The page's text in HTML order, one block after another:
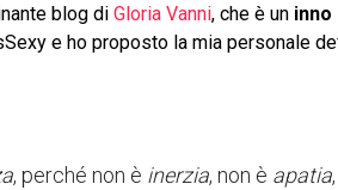
blog di Gloria Vanni, che è un inno
e ho proposto la mia personale
, perché non è inerzia, non è apatia,